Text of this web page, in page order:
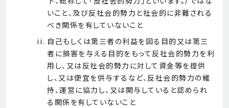
いこと、及び反社会的勢力と社会的に非難される
べき関係を有していないこと
自己もしくは第三者の利益を図る目的又は第三
者に損害を与える目的をもって反社会的勢力を利
用し、又は反社会的勢力に対して資金等を提供
し、又は便宜を供与するなど、反社会的勢力の維
持、運営に協力し、又は関与していると認められ
る関係を有していないこと